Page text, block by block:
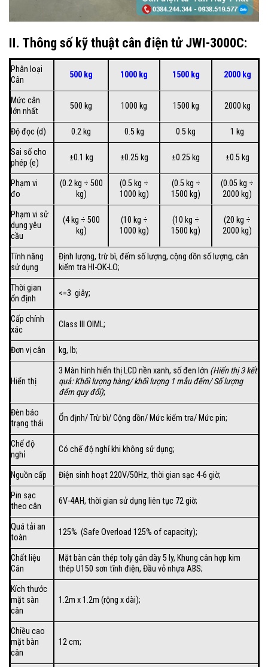
II. Thông số kỹ thuật cân điện tử JWI-3000C:
Phân loại
Cân
500 kg 1000 kg 1500 kg 2000 kg
Mức cân
lớn nhất
500 kg 1000 kg 1500 kg 2000 kg
Độ đọc (d) 0.2 kg 0.5 kg 0.5 kg
1 kg
Sai số cho
phép (e)
±0.1 kg ±0.25 kg ±0.25 kg ±0.5 kg
Phạm vi
đo
(0.2 kg ÷ 500
kg)
(0.5 kg ÷
1000 kg)
(0.5 kg ÷
1500 kg)
(0.05 kg ÷
2000 kg)
Phạm vi sử
dụng yêu
cầu
(4 kg ÷ 500
kg)
(10 kg ÷
1000 kg)
(10 kg ÷
1500 kg)
(20 kg ÷
2000 kg)
Tính năng
sử dụng
Định lượng, trừ bì, đếm số lượng, cộng dồn số lượng, cân
kiểm tra HI-OK-LO;
Thời gian
ổn định
<=3 giây;
Cấp chính
xác
Class III OIML;
Đơn vị cân kg, lb;
Hiển thị
3 Màn hình hiển thị LCD nền xanh, số đen lớn (Hiển thị 3 kết
quả: Khối lượng hàng/ khối lượng 1 mẫu đếm/ Số lượng
đếm quy đổi);
Đèn báo
trạng thái
Ổn định/ Trừ bì/ Cộng dồn/ Mức kiểm tra/ Mức pin;
Chế độ
nghỉ
Có chế độ nghỉ khi không sử dụng;
Nguồn cấp
Điện sinh hoạt 220V/50Hz, thời gian sạc 4-6 giờ;
Pin sạc
theo cân
6V-4AH, thời gian sử dụng liên tục 72 giờ;
Quá tải an
toàn
125% (Safe Overload 125% of capacity);
Chất liệu
Cân
Mặt bàn cân thép toly gân dày 5 ly, Khung cân hợp kim
thép U150 sơn tĩnh điện, Đầu vỏ nhựa ABS;
Kích thước
mặt sàn
cân
1.2m x 1.2m (rộng x dài);
Chiều cao
mặt bàn
cân
12 cm;